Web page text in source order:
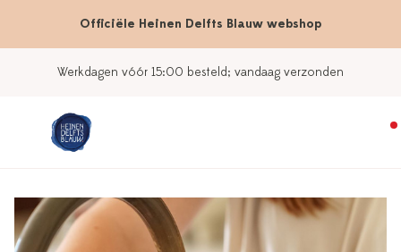
Officiële Heinen Delfts Blauw webshop
Werkdagen vóór 15:00 besteld; vandaag verzonden